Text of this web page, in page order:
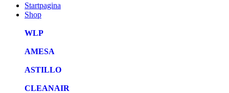
Startpagina
Shop
WLP
AMESA
ASTILLO
CLEANAIR